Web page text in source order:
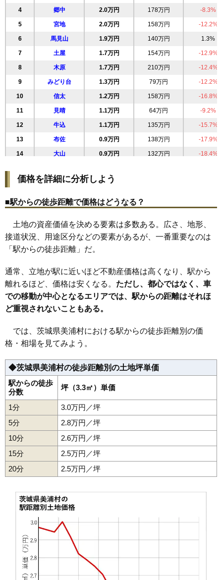
4 郷中 2.0万円 178万円 -8.3%
5 宮地 2.0万円 158万円 -12.2%
6 馬見山 1.9万円 140万円 1.3%
7 土屋 1.7万円 154万円 -12.9%
8 木原 1.7万円 210万円 -12.4%
9 みどり台 1.3万円 79万円 -12.2%
10 信太 1.2万円 158万円 -16.8%
11 見晴 1.1万円 64万円 -9.2%
12 牛込 1.1万円 135万円 -15.7%
13 布佐 0.9万円 138万円 -17.9%
14 大山 0.9万円 132万円 -18.4%
16 根火 0.5万円
価格を詳細に分析しよう
■駅からの徒歩距離で価格はどうなる？
土地の資産価値を決める要素は多数ある。広さ、地形、
接道状況、用途区分などの要素があるが、一番重要なのは
「駅からの徒歩距離」だ。
通常、立地が駅に近いほど不動産価格は高くなり、駅から
離れるほど、価格は安くなる。 ただし、都心ではなく、車
での移動が中心となるエリアでは、駅からの距離はそれほ
ど重視されないこともある。
では、茨城県美浦村における駅からの徒歩距離別の価
格・相場を見てみよう。
◆茨城県美浦村の徒歩距離別の土地坪単価
駅からの徒歩
分数
坪（3.3㎡）単価
1分
3.0万円／坪
5分
2.8万円／坪
10分
2.6万円／坪
15分
2.5万円／坪
20分
2.5万円／坪